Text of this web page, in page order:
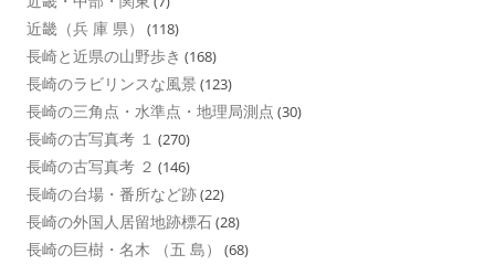
近畿（兵 庫 県） (118)
長崎と近県の山野歩き (168)
長崎のラビリンスな風景 (123)
長崎の三角点・水準点・地理局測点 (30)
長崎の古写真考 １ (270)
長崎の古写真考 ２ (146)
長崎の台場・番所など跡(22)
長崎の外国人居留地跡標石(28)
長崎の巨樹・名木 （五 島） (68)